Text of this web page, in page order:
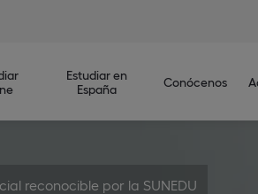
Estudiar en
España
Conócenos
reconocible por la SUNEDU